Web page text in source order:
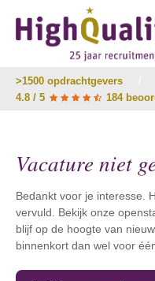
>1500 opdrachtgevers
4.8 / 5
184
Vacature niet
Bedankt voor je interesse.
vervuld. Bekijk onze
blijf op de hoogte van
binnenkort dan wel voor